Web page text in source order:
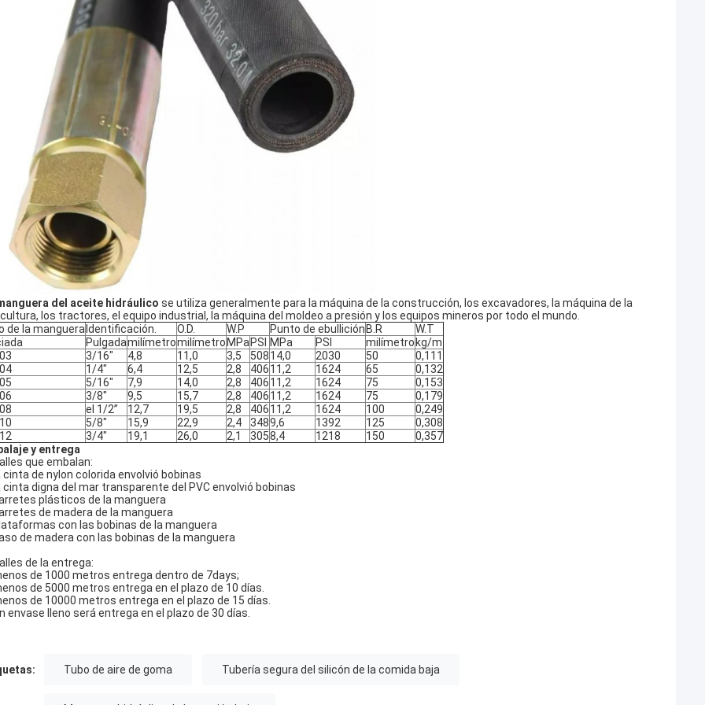
del aceite hidráulico se utiliza generalmente para la máquina de la construcción, los excavadores, la máquina de la
los tractores, el equipo industrial, la máquina del moldeo a presión y los equipos mineros por todo el mundo.
de la manguera Identificación. O.D. W.P Punto de ebullición B.R
W.T
Pulgadamilímetromilímetro MPa PSI MPa PSI milímetro kg/m
3/16" 4,8 11,0 3,5 50814,0 2030 50
0,111
1/4" 6,4 12,5 2,8 40611,2 1624 65
0,132
5/16" 7,9 14,0 2,8 40611,2 1624 75
0,153
3/8" 9,5 15,7 2,8 40611,2 1624 75
0,179
el 1/2” 12,7 19,5 2,8 40611,2 1624 100
0,249
5/8" 15,9 22,9 2,4 3489,6 1392 125
0,308
3/4" 19,1 26,0 2,1 3058,4 1218 150
0,357
y entrega
que embalan:
cinta de nylon colorida envolvió bobinas
cinta digna del mar transparente del PVC envolvió bobinas
plásticos de la manguera
de madera de la manguera
con las bobinas de la manguera
de madera con las bobinas de la manguera
de la entrega:
de 1000 metros entrega dentro de 7days;
de 5000 metros entrega en el plazo de 10 días.
de 10000 metros entrega en el plazo de 15 días.
envase lleno será entrega en el plazo de 30 días.
Tubo de aire de goma Tubería segura del silicón de la comida baja